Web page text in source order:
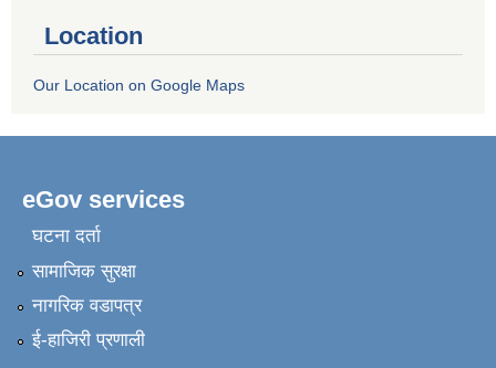
Location
Our Location on Google Maps
eGov services
घटना दर्ता
सामाजिक सुरक्षा
नागरिक वडापत्र
ई-हाजिरी प्रणाली